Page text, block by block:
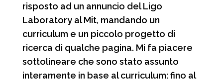
risposto ad un annuncio del Ligo
Laboratory al Mit, mandando un
curriculum e un piccolo progetto di
ricerca di qualche pagina. Mi fa piacere
sottolineare che sono stato assunto
interamente in base al curriculum: fino al